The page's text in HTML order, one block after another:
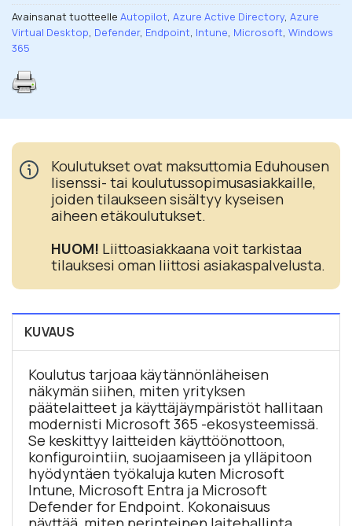
Avainsanat tuotteelle Autopilot, Azure Active Directory, Azure
Virtual Desktop, Defender, Endpoint, Intune, Microsoft, Windows
365
Koulutukset ovat maksuttomia Eduhousen
lisenssi- tai koulutussopimusasiakkaille,
joiden tilaukseen sisältyy kyseisen
aiheen etäkoulutukset.
HUOM! Liittoasiakkaana voit tarkistaa
tilauksesi oman liittosi asiakaspalvelusta.
KUVAUS
Koulutus tarjoaa käytännönläheisen
näkymän siihen, miten yrityksen
päätelaitteet ja käyttäjäympäristöt hallitaan
modernisti Microsoft 365 -ekosysteemissä.
Se keskittyy laitteiden käyttöönottoon,
konfigurointiin, suojaamiseen ja ylläpitoon
hyödyntäen työkaluja kuten Microsoft
Intune, Microsoft Entra ja Microsoft
Defender for Endpoint. Kokonaisuus